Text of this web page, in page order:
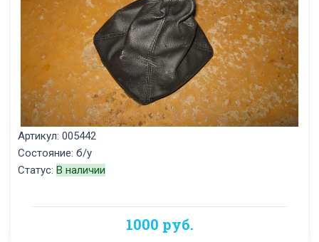
Артикул: 005442
Состояние: б/у
Статус: В наличии
1000 руб.